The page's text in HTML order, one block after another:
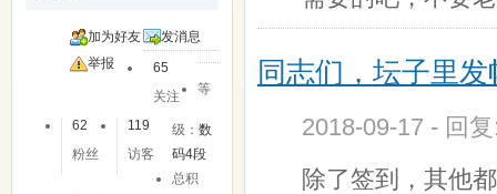
加为好友
发消息
举报
65
关注
62
粉丝
119
访客
等
级：数
码4段
总积
同志们，坛子里
2018-09-17 - 回
除了签到，其他